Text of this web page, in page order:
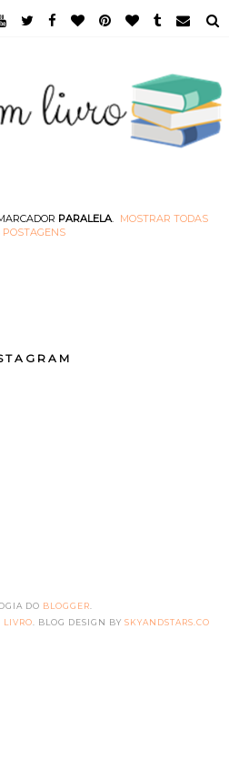
PARALELA.
MOSTRAR TODAS
POSTAGENS
DO BLOGGER
LIVRO . BLOG DESIGN BY SKYANDSTARS.CO